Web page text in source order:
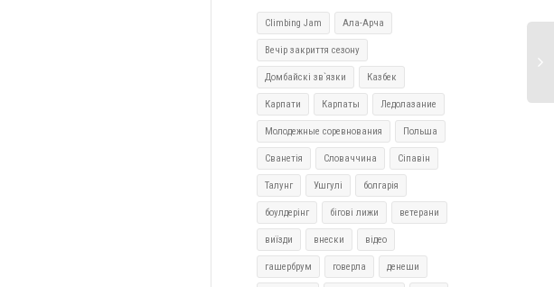
Climbing Jam Ала-Арча
Вечір закриття сезону
Домбайскі зв`язки Казбек
Карпати Карпаты Ледолазание
Молодежные соревнования Польша
Сванетія Словаччина Сіпавін
Талунг Ушгулі болгарія
боулдерінг бігові лижи ветерани
виїзди внески відео
гашербрум говерла денеши